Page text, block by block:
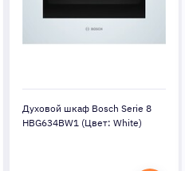
Духовой шкаф Bosch Serie 8
HBG634BW1 (Цвет: White)